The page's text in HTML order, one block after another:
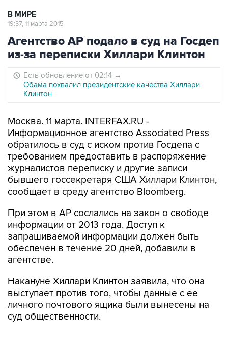
В МИРЕ
19:37, 11 марта 2015
Агентство AP подало в суд на Госдеп
из-за переписки Хиллари Клинтон
Есть обновление от 02:14 →
Обама похвалил президентские качества Хиллари
Клинтон
Москва. 11 марта. INTERFAX.RU -
Информационное агентство Associated Press
обратилось в суд с иском против Госдепа с
требованием предоставить в распоряжение
журналистов переписку и другие записи
бывшего госсекретаря США Хиллари Клинтон,
сообщает в среду агентство Bloomberg.
При этом в AP сослались на закон о свободе
информации от 2013 года. Доступ к
запрашиваемой информации должен быть
обеспечен в течение 20 дней, добавили в
агентстве.
Накануне Хиллари Клинтон заявила, что она
выступает против того, чтобы данные с ее
личного почтового ящика были вынесены на
суд общественности.